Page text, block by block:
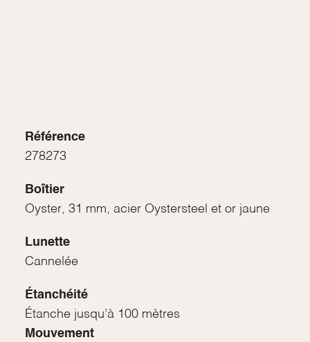
Référence
278273
Boîtier
Oyster, 31 mm, acier Oystersteel et or jaune
Lunette
Cannelée
Étanchéité
Étanche jusqu’à 100 mètres
Mouvement